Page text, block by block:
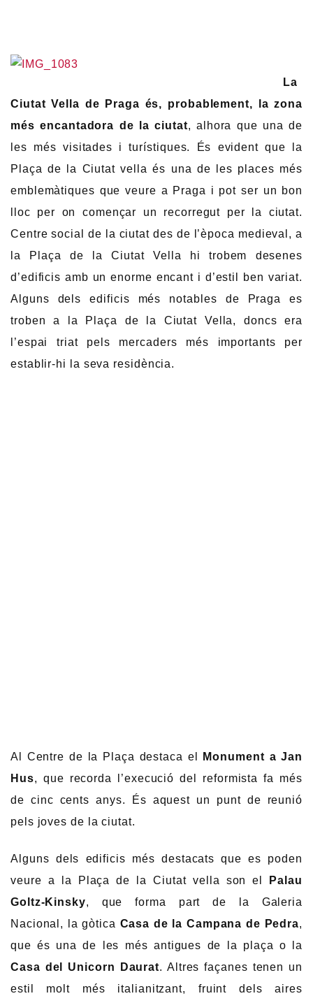
La
Ciutat Vella de Praga és, probablement, la zona
més encantadora de la ciutat, alhora que una de
les més visitades i turístiques. És evident que la
Plaça de la Ciutat vella és una de les places més
emblemàtiques que veure a Praga i pot ser un bon
lloc per on començar un recorregut per la ciutat.
Centre social de la ciutat des de l’època medieval, a
la Plaça de la Ciutat Vella hi trobem desenes
d’edificis amb un enorme encant i d’estil ben variat.
Alguns dels edificis més notables de Praga es
troben a la Plaça de la Ciutat Vella, doncs era
l’espai triat pels mercaders més importants per
establir-hi la seva residència.
Al Centre de la Plaça destaca el
Monument a Jan
Hus, que recorda l’execució del reformista fa més
de cinc cents anys. És aquest un punt de reunió
pels joves de la ciutat.
Alguns dels edificis més destacats que es poden
veure a la Plaça de la Ciutat vella son el
Palau
Goltz-Kinsky, que forma part de la Galeria
Nacional, la gòtica Casa de la Campana de Pedra,
que és una de les més antigues de la plaça o la
Casa del Unicorn Daurat. Altres façanes tenen un
estil molt més italianitzant, fruint dels aires